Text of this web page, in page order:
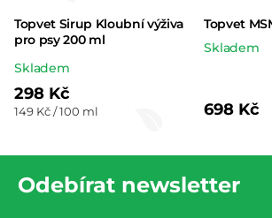
Topvet Sirup Kloubní výživa
pro psy 200 ml
Průměrné
hodnocení
produktu
z 5
Skladem
298 Kč
Měrná
149 Kč / 100 ml
Topvet
Skladem
698 Kč
Odebírat newsletter